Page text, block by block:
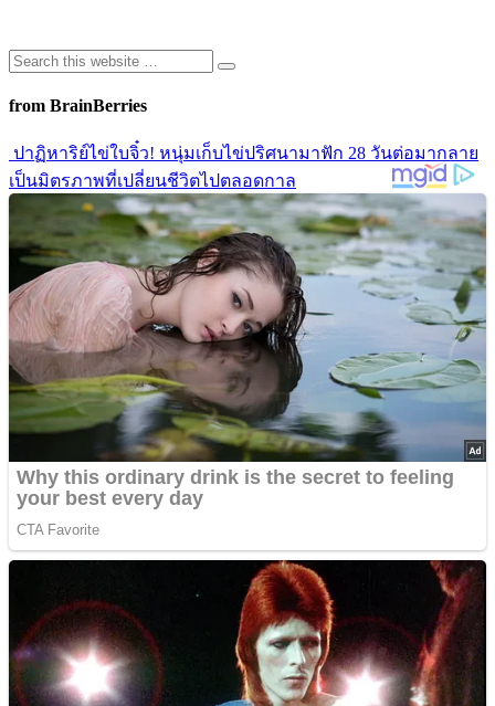
from BrainBerries
ปาฏิหาริย์ไข่ใบจิ๋ว! หนุ่มเก็บไข่ปริศนามาฟัก 28 วันต่อมากลาย
เป็นมิตรภาพที่เปลี่ยนชีวิตไปตลอดกาล
เปิดประวัติความปัง! 10 เรื่องจริงของ “MILLI” แรปเปอร์สาวสุด
แซ่บ ที่พาวงการ T-Pop รันสู่ระดับโลก
รีโนเวทบ้านอยู่ดีๆขนลุกซู่! คู่รักเจอ “ห้องลับ” ซ่อนอยู่หลัง
กระจกห้องน้ำ
เปิดแฟ้มลับ! 5 ทฤษฎีสมคบคิดช็อกโลก เบื้องหลังการ
สิ้นพระชนม์ของ “เจ้าหญิงไดอาน่า” ที่ยังไม่เลือนหาย
หมาเห่ากำแพงไม่หยุด! คู่รักรื้อบ้านพิสูจน์ ก่อนเจอความลับสุด
ช็อกที่ซ่อนอยู่